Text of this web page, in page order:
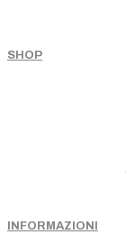
SHOP
INFORMAZIONI